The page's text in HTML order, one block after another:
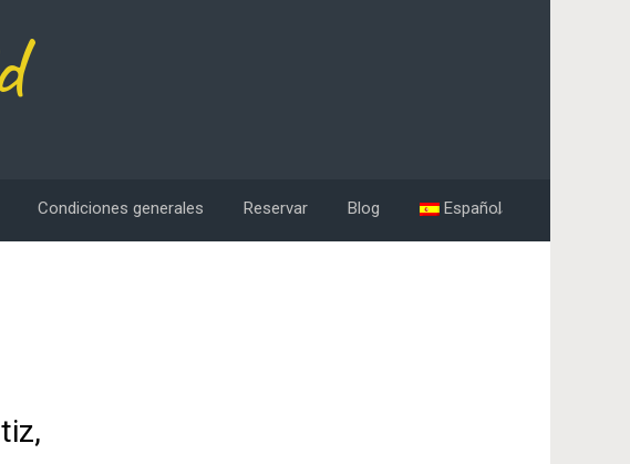
Condiciones generales Reservar Blog Español